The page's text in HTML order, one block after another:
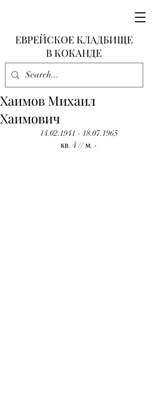
ЕВРЕЙСКОЕ КЛАДБИЩЕ
В КОКАНДЕ
Хаимов Михаил
Хаимович
14.02.1941 - 18.07.1965
кв. 4 // м. -